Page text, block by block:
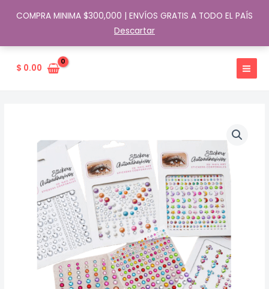
COMPRA MINIMA $300,000 | ENVÍOS GRATIS A TODO EL PAÍS
Descartar
$ 0.00